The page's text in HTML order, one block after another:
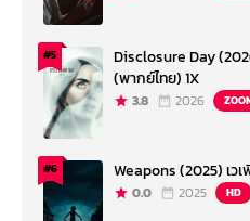
#5
Disclosure Day
(พากย์ไทย) 1X
3.8 2026
#6 Weapons (2025) เว
0.0 2025 HD